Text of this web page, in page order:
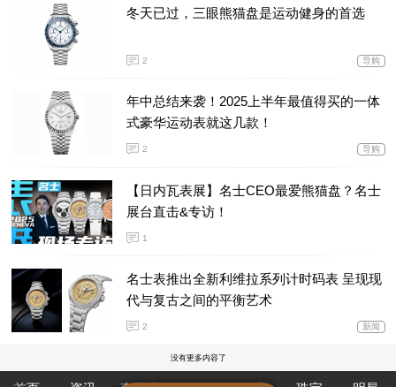
冬天已过，三眼熊猫盘是运动健身的首选
2 导购
年中总结来袭！2025上半年最值得买的一体
式豪华运动表就这几款！
2 导购
【日内瓦表展】名士CEO最爱熊猫盘？名士
展台直击&专访！
1
名士表推出全新利维拉系列计时码表 呈现现
代与复古之间的平衡艺术
2 新闻
没有更多内容了